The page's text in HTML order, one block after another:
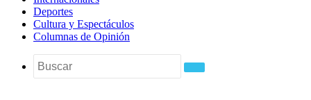
Deportes
Cultura y Espectáculos
Columnas de Opinión
Buscar